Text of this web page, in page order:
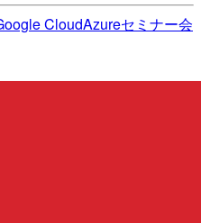
CloudAzureセミナー会